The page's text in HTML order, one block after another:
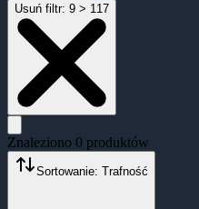
Usuń filtr: 9 > 117
Znaleziono 0 produktów
Sortowanie: Trafność